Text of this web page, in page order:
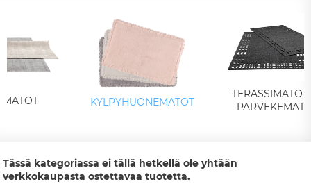
KYLPYHUONEMATOT
TERASSIMATOT
Tässä kategoriassa ei tällä hetkellä ole yhtään
verkkokaupasta ostettavaa tuotetta.